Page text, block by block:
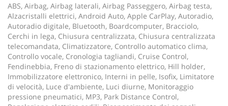
ABS, Airbag, Airbag laterali, Airbag Passeggero, Airbag testa,
Alzacristalli elettrici, Android Auto, Apple CarPlay, Autoradio,
Autoradio digitale, Bluetooth, Boardcomputer, Bracciolo,
Cerchi in lega, Chiusura centralizzata, Chiusura centralizzata
telecomandata, Climatizzatore, Controllo automatico clima,
Controllo vocale, Cronologia tagliandi, Cruise Control,
Fendinebbia, Freno di stazionamento elettrico, Hill holder,
Immobilizzatore elettronico, Interni in pelle, Isofix, Limitatore
di velocità, Luce d'ambiente, Luci diurne, Monitoraggio
pressione pneumatici, MP3, Park Distance Control,